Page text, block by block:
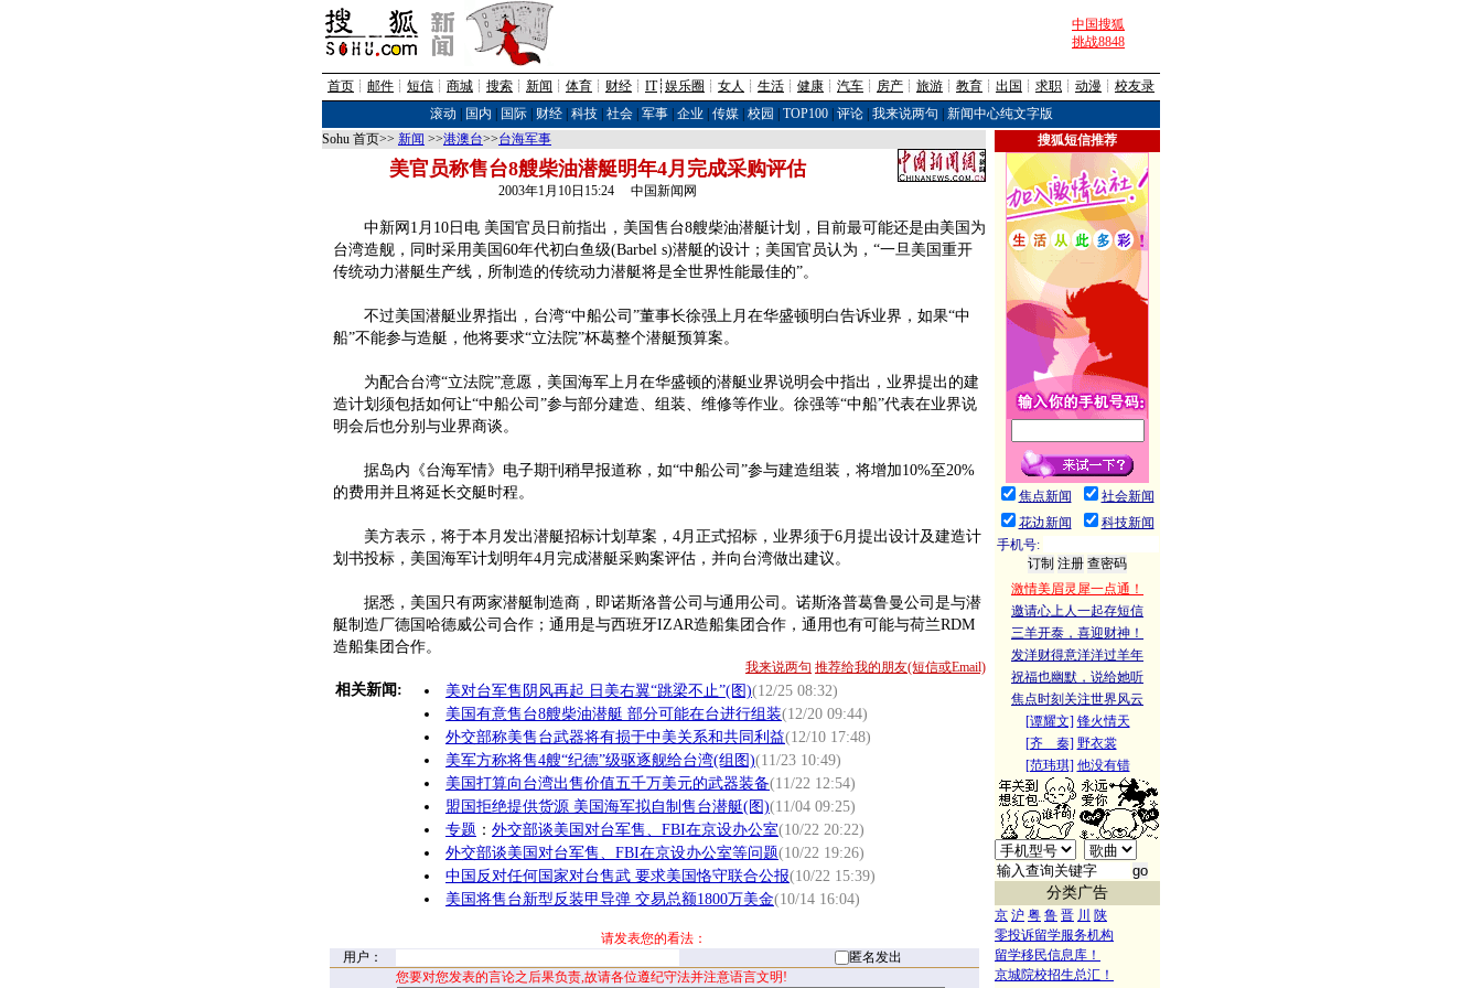
中国搜狐
挑战8848
首页 ┊ 邮件 ┊ 短信 ┊ 商城 ┊ 搜索 ┊ 新闻 ┊ 体育 ┊ 财经 ┊ IT┊ 娱乐圈 ┊ 女人 ┊ 生活 ┊ 健康 ┊ 汽车 ┊ 房产 ┊ 旅游 ┊ 教育 ┊ 出国 ┊ 求职 ┊ 动漫 ┊ 校友录
滚动
国内 国际| 财经| 科技| 社会| 军事| 企业 传媒| 校园 TOP100| 评论| 我来说两句
新闻中心纯文字版
Sohu 首页>> 新闻 >>港澳台>>台海军事
美官员称售台8艘柴油潜艇明年4月完成采购评估
2003年1月10日15:24 中国新闻网
中新网1月10日电 美国官员日前指出，美国售台8艘柴油潜艇计划，目前最可能还是由美国为
台湾造舰，同时采用美国60年代初白鱼级(Barbel s)潜艇的设计；美国官员认为，“一旦美国重开
传统动力潜艇生产线，所制造的传统动力潜艇将是全世界性能最佳的”。
不过美国潜艇业界指出，台湾“中船公司”董事长徐强上月在华盛顿明白告诉业界，如果“中
船”不能参与造艇，他将要求“立法院”杯葛整个潜艇预算案。
为配合台湾“立法院”意愿，美国海军上月在华盛顿的潜艇业界说明会中指出，业界提出的建
造计划须包括如何让“中船公司”参与部分建造、组装、维修等作业。徐强等“中船”代表在业界说
明会后也分别与业界商谈。
据岛内《台海军情》电子期刊稍早报道称，如“中船公司”参与建造组装，将增加10%至20%
的费用并且将延长交艇时程。
美方表示，将于本月发出潜艇招标计划草案，4月正式招标，业界须于6月提出设计及建造计
划书投标，美国海军计划明年4月完成潜艇采购案评估，并向台湾做出建议。
据悉，美国只有两家潜艇制造商，即诺斯洛普公司与通用公司。诺斯洛普葛鲁曼公司是与潜
艇制造厂德国哈德威公司合作；通用是与西班牙IZAR造船集团合作，通用也有可能与荷兰RDM
造船集团合作。
我来说两句 推荐给我的朋友(短信或Email)
相关新闻: 美对台军售阴风再起 日美右翼“跳梁不止”(图)(12/25 08:32)
美国有意售台8艘柴油潜艇 部分可能在台进行组装(12/20 09:44)
外交部称美售台武器将有损于中美关系和共同利益(12/10 17:48)
美军方称将售4艘“纪德”级驱逐舰给台湾(组图)(11/23 10:49)
美国打算向台湾出售价值五千万美元的武器装备(11/22 12:54)
盟国拒绝提供货源 美国海军拟自制售台潜艇(图)(11/04 09:25)
专题 ： 外交部谈美国对台军售、FBI在京设办公室(10/22 20:22)
外交部谈美国对台军售、FBI在京设办公室等问题(10/22 19:26)
中国反对任何国家对台售武 要求美国恪守联合公报(10/22 15:39)
美国将售台新型反装甲导弹 交易总额1800万美金(10/14 16:04)
请发表您的看法：
用户：
匿名发出
您要对您发表的言论之后果负责,故请各位遵纪守法并注意语言文明!
搜狐短信推荐
焦点新闻
社会新闻
花边新闻
科技新闻
手机号:
激情美眉灵犀一点通！
邀请心上人一起存短信
三羊开泰，喜迎财神！
发洋财得意洋洋过羊年
祝福也幽默，说给她听
焦点时刻关注世界风云
[谭耀文] 锋火情天
[齐 秦] 野衣裳
[范玮琪] 他没有错
分类广告
京 沪 粤 鲁 晋 川
陕
零投诉留学服务机构
留学移民信息库！
京城院校招生总汇！